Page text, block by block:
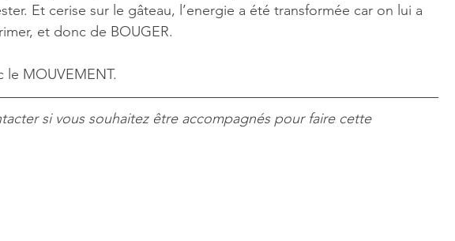
Et cerise sur le gâteau, l’energie a été transformée car on lui a
et donc de BOUGER.
le MOUVEMENT.
si vous souhaitez être accompagnés pour faire cette